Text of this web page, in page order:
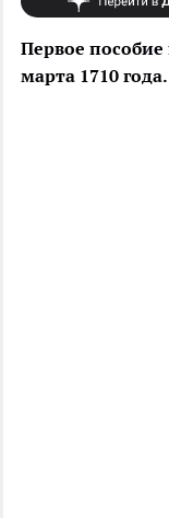
Первое пособие
марта 1710 года.